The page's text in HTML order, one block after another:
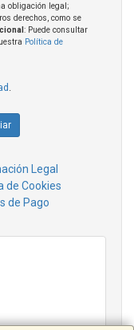
obligación legal;
derechos, como se
: Puede consultar
Política de
.
Legal
de Cookies
de Pago